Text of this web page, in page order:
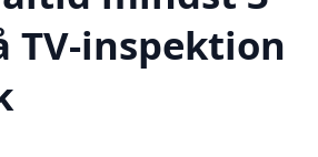
TV-inspektion